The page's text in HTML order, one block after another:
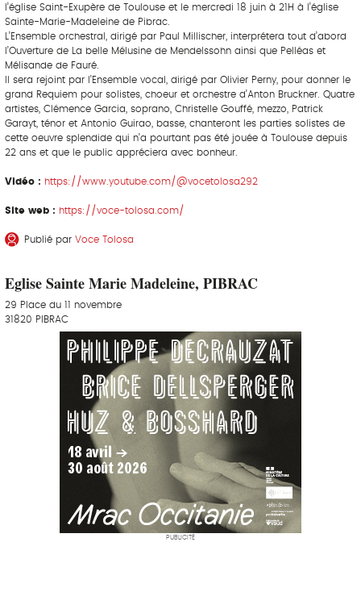
l’église Saint-Exupère de Toulouse et le mercredi 18 juin à 21H à l’église
Sainte-Marie-Madeleine de Pibrac.
L’Ensemble orchestral, dirigé par Paul Millischer, interprétera tout d’abord
l’Ouverture de La belle Mélusine de Mendelssohn ainsi que Pelléas et
Mélisande de Fauré.
Il sera rejoint par l’Ensemble vocal, dirigé par Olivier Perny, pour donner le
grand Requiem pour solistes, choeur et orchestre d’Anton Bruckner. Quatre
artistes, Clémence Garcia, soprano, Christelle Gouffé, mezzo, Patrick
Garayt, ténor et Antonio Guirao, basse, chanteront les parties solistes de
cette oeuvre splendide qui n’a pourtant pas été jouée à Toulouse depuis
22 ans et que le public appréciera avec bonheur.
Vidéo : https://www.youtube.com/@vocetolosa292
Site web : https://voce-tolosa.com/
Publié par Voce Tolosa
Eglise Sainte Marie Madeleine, PIBRAC
29 Place du 11 novembre
31820 PIBRAC
PUBLICITÉ